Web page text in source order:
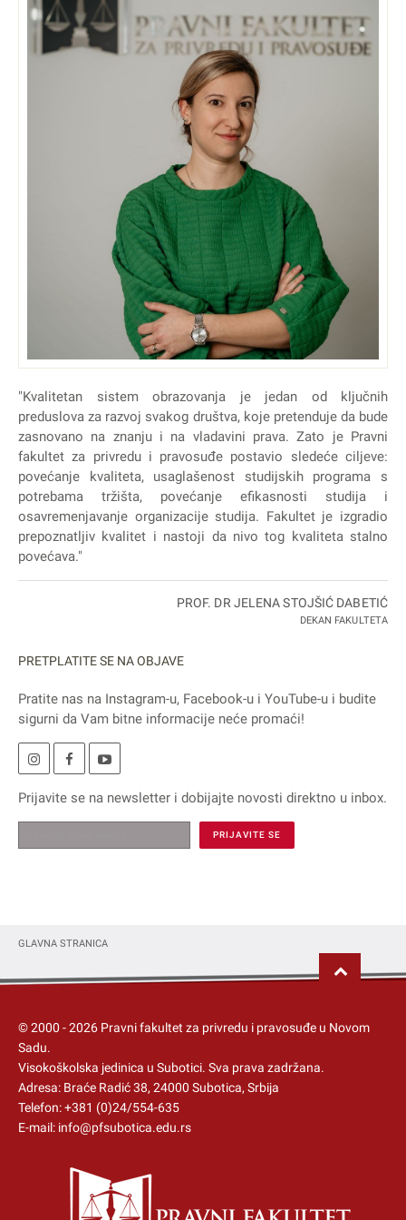
"Kvalitetan sistem obrazovanja je jedan od ključnih
preduslova za razvoj svakog društva, koje pretenduje da bude
zasnovano na znanju i na vladavini prava. Zato je Pravni
fakultet za privredu i pravosuđe postavio sledeće ciljeve:
povećanje kvaliteta, usaglašenost studijskih programa s
potrebama tržišta, povećanje efikasnosti studija i
osavremenjavanje organizacije studija. Fakultet je izgradio
prepoznatljiv kvalitet i nastoji da nivo tog kvaliteta stalno
povećava."
PROF. DR JELENA STOJŠIĆ DABETIĆ
DEKAN FAKULTETA
PRETPLATITE SE NA OBJAVE
Pratite nas na Instagram-u, Facebook-u i YouTube-u i budite
sigurni da Vam bitne informacije neće promaći!
Prijavite se na newsletter i dobijajte novosti direktno u inbox.
GLAVNA STRANICA
© 2000 -2026 Pravni fakultet za privredu i pravosuđe u Novom
Sadu.
Visokoškolska jedinica u Subotici. Sva prava zadržana.
Adresa: Braće Radić 38, 24000 Subotica, Srbija
Telefon:+381 (0)24/554-635
E-mail: info@pfsubotica.edu.rs